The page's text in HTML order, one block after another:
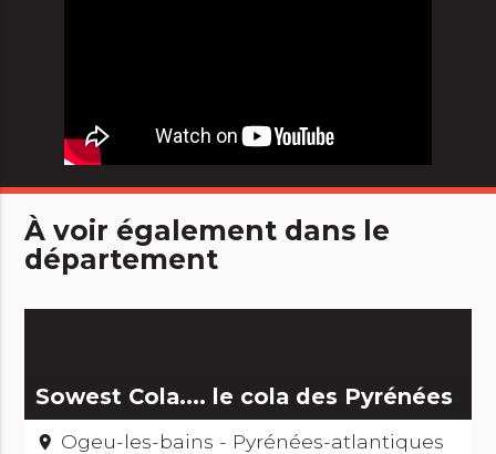
À voir également dans le
département
Sowest Cola.... le cola des Pyrénées
place Ogeu-les-bains - Pyrénées-atlantiques